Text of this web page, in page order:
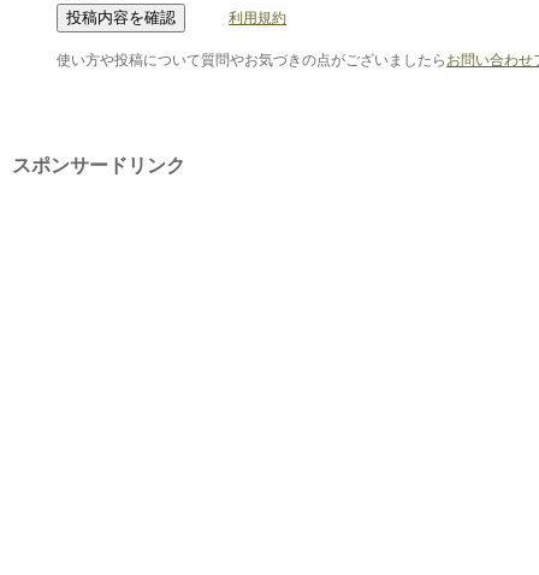
利用規約
使い方や投稿について質問やお気づきの点がございましたら お問い合わせ
スポンサードリンク